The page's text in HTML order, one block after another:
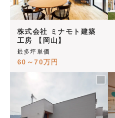
株式会社 ミナモト建築
工房 【岡山】
最多坪単価
60～70万円